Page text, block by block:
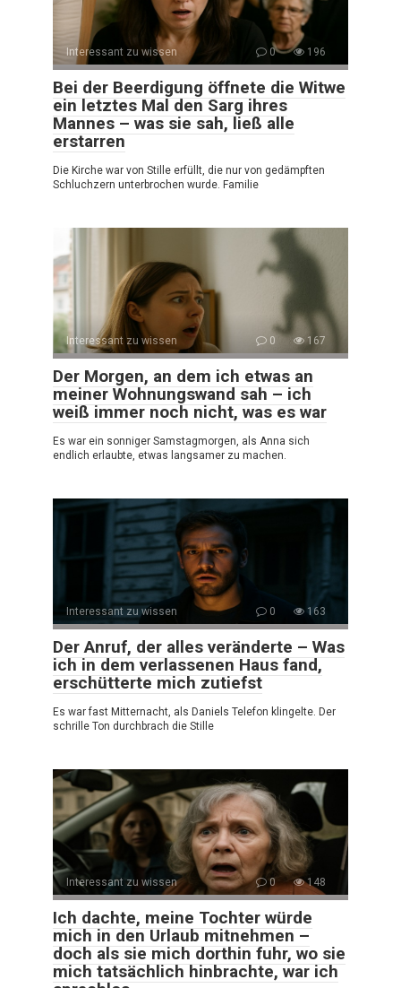
Interessant zu wissen 0 196
Bei der Beerdigung öffnete die Witwe
ein letztes Mal den Sarg ihres
Mannes – was sie sah, ließ alle
erstarren
Die Kirche war von Stille erfüllt, die nur von gedämpften
Schluchzern unterbrochen wurde. Familie
Interessant zu wissen 0 167
Der Morgen, an dem ich etwas an
meiner Wohnungswand sah – ich
weiß immer noch nicht, was es war
Es war ein sonniger Samstagmorgen, als Anna sich
endlich erlaubte, etwas langsamer zu machen.
Interessant zu wissen 0 163
Der Anruf, der alles veränderte – Was
ich in dem verlassenen Haus fand,
erschütterte mich zutiefst
Es war fast Mitternacht, als Daniels Telefon klingelte. Der
schrille Ton durchbrach die Stille
Interessant zu wissen 0 148
Ich dachte, meine Tochter würde
mich in den Urlaub mitnehmen –
doch als sie mich dorthin fuhr, wo sie
mich tatsächlich hinbrachte, war ich